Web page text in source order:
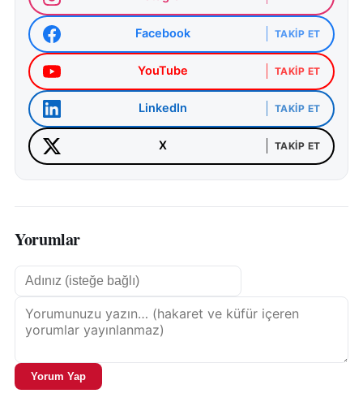
Facebook TAKIP ET
YouTube TAKIP ET
LinkedIn TAKIP ET
X TAKIP ET
Yorumlar
Yorum Yap